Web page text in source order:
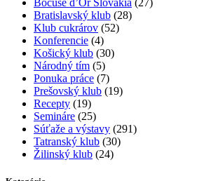
Bratislavský klub (28)
Klub cukrárov (52)
Konferencie (4)
Košický klub (30)
Národný tím (5)
Ponuka práce (7)
Prešovský klub (19)
Recepty (19)
Semináre (25)
Súťaže a výstavy (291)
Tatranský klub (30)
Žilinský klub (24)